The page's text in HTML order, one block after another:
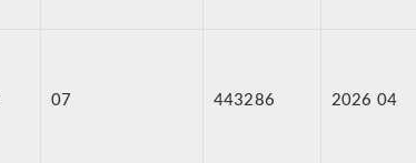
07 443286 2026 04